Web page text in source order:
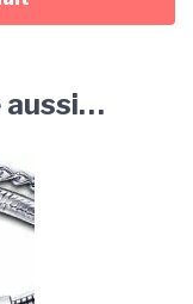
aussi…